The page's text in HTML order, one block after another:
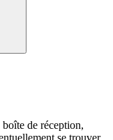
de réception,
se trouver